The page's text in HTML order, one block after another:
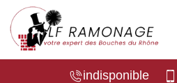
indisponible